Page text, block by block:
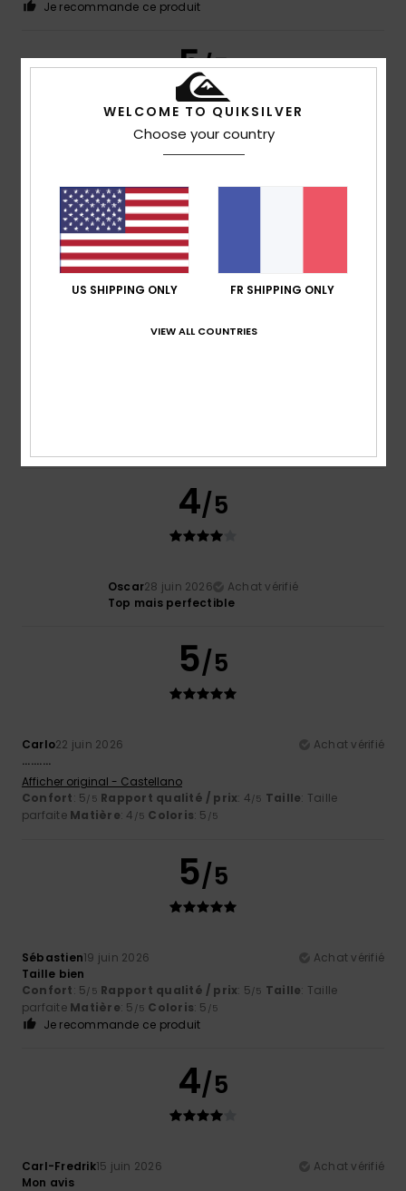
Je recommande ce produit
5/5
Afficher original - English
Confort: 5/5 Rapport qualité / prix
parfaiteMatière: 5/5 Coloris
Je recommande ce produit
5
4/5
Oscar28 juin 2026
Achat vérifié
Top mais perfectible
5/5
Carlo22 juin 2026
Achat vérifié
..........
Afficher original - Castellano
Confort: 5/5 Rapport qualité / prix: 4/5 Taille: Taille
parfaite Matière: 4 /5 Coloris: 5 /5
5/5
Sébastien19 juin 2026
Achat vérifié
Taille bien
Confort: 5/5 Rapport qualité / prix: 5/5 Taille: Taille
parfaite Matière: 5 /5 Coloris: 5 /5
Je recommande ce produit
4/5
Carl-Fredrik15 juin 2026
Achat vérifié
Mon avis
WELCOME TO QUIKSILVER
Choose your country
US SHIPPING ONLY FR SHIPPING ONLY
VIEW ALL COUNTRIES